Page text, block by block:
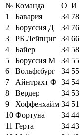
№ Команда О И
1
Бавария 34 78
2
Боруссия Д 34 76
3
РБ Лейпциг 34 66
4
Байер 34 58
5
Боруссия М 34 55
6
Вольфсбург 34 55
7
Айнтрахт Ф 34 54
8
Вердер 34 53
9
Хоффенхайм 34 51
10 Фортуна 34 44
11 Герта 34 43